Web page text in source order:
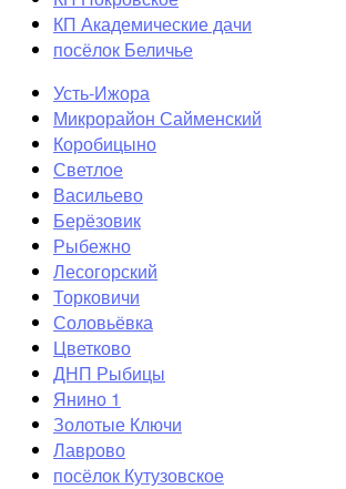
КП Академические дачи
посёлок Беличье
Усть-Ижора
Микрорайон Сайменский
Коробицыно
Светлое
Васильево
Берёзовик
Рыбежно
Лесогорский
Торковичи
Соловьёвка
Цветково
ДНП Рыбицы
Янино 1
Золотые Ключи
Лаврово
посёлок Кутузовское